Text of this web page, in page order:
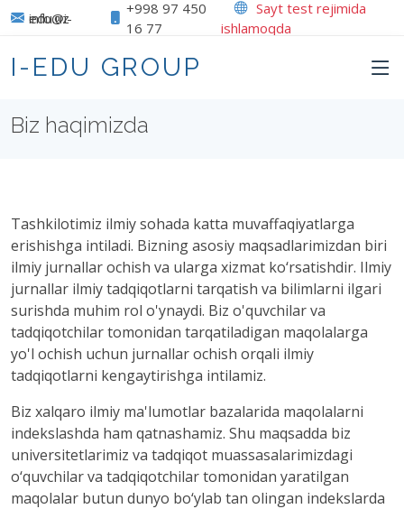
info@i-edu.uz
+998 97 450
16 77
Sayt test rejimida
ishlamoqda
I-EDU GROUP
Biz haqimizda
Tashkilotimiz ilmiy sohada katta muvaffaqiyatlarga
erishishga intiladi. Bizning asosiy maqsadlarimizdan biri
ilmiy jurnallar ochish va ularga xizmat ko‘rsatishdir. Ilmiy
jurnallar ilmiy tadqiqotlarni tarqatish va bilimlarni ilgari
surishda muhim rol o'ynaydi. Biz o'quvchilar va
tadqiqotchilar tomonidan tarqatiladigan maqolalarga
yo'l ochish uchun jurnallar ochish orqali ilmiy
tadqiqotlarni kengaytirishga intilamiz.
Biz xalqaro ilmiy ma'lumotlar bazalarida maqolalarni
indekslashda ham qatnashamiz. Shu maqsadda biz
universitetlarimiz va tadqiqot muassasalarimizdagi
o‘quvchilar va tadqiqotchilar tomonidan yaratilgan
maqolalar butun dunyo bo‘ylab tan olingan indekslarda